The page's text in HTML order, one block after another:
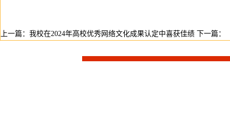
上一篇： 我校在2024年高校优秀网络文化成果认定中喜获佳绩 下一篇：